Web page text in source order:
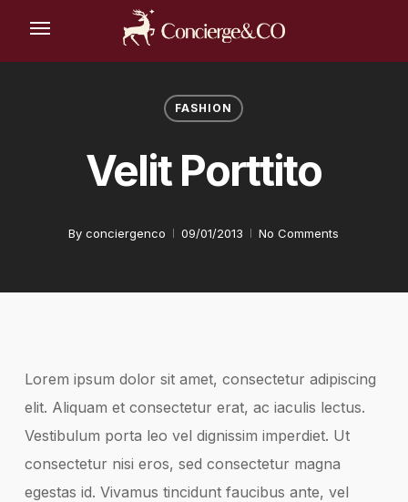
FASHION
Velit Porttito
By conciergenco 09/01/2013 No Comments
Lorem ipsum dolor sit amet, consectetur adipiscing
elit. Aliquam et consectetur erat, ac iaculis lectus.
Vestibulum porta leo vel dignissim imperdiet. Ut
consectetur nisi eros, sed consectetur magna
egestas id. Vivamus tincidunt faucibus ante, vel